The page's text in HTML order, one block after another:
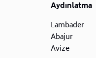
Aydınlatma
Lambader
Abajur
Avize